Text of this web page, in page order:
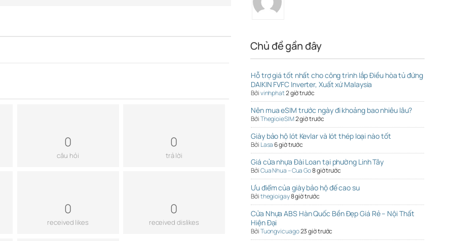
0
câu hỏi
0
trả lời
0
received likes
0
received dislikes
Chủ đề gần đây
Hỗ trợ giá tốt nhất cho công trình lắp Điều hòa tủ đứng
DAIKIN FVFC Inverter, Xuất xứ Malaysia
Bởivinhphat2 giờ trước
Nên mua eSIM trước ngày đi khoảng bao nhiêu lâu?
BởiThegioieSIM2 giờ trước
Giày bảo hộ lót Kevlar và lót thép loại nào tốt
Bởi Lasa6 giờ trước
Giá cửa nhựa Đài Loan tại phường Linh Tây
BởiCua Nhua – Cua Go8 giờ trước
Ưu điểm của giày bảo hộ đế cao su
Bởithegioigay8 giờ trước
Cửa Nhựa ABS Hàn Quốc Bền Đẹp Giá Rẻ – Nội Thất
Hiện Đại
BởiTuongvicuago23 giờ trước